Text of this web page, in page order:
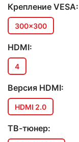
Крепление VESA:
300x300
HDMI:
4
Версия HDMI:
HDMI 2.0
ТВ-тюнер: